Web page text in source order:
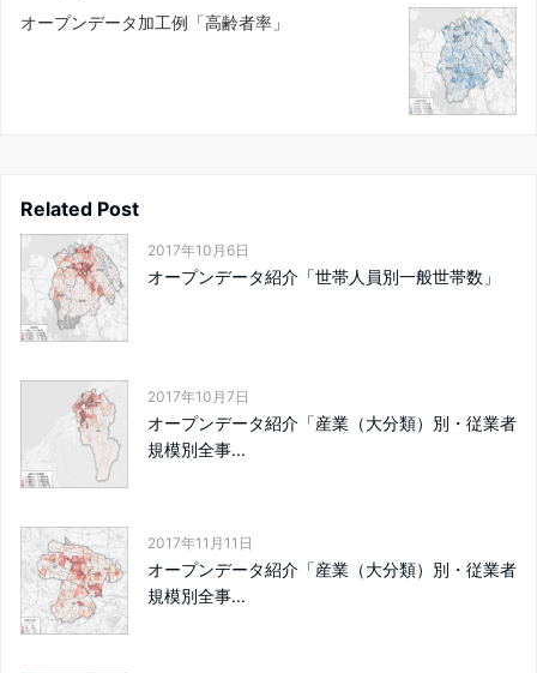
オープンデータ加工例「高齢者率」
Related Post
2017年10月6日
オープンデータ紹介「世帯人員別一般世帯数」
2017年10月7日
オープンデータ紹介「産業（大分類）別・従業者
規模別全事...
2017年11月11日
オープンデータ紹介「産業（大分類）別・従業者
規模別全事...